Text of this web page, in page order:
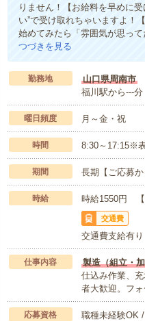
りません！【お給料を早めに
い”で受け取れちゃいますよ！
始めてみたら「雰囲気が思っ
つづきを見る
勤務地
山口県周南市
福川駅から---分
曜日頻度 月～金・祝
時間 8:30～17:15※
期間 長期【ご応募
時給 時給1550円 【
交通費
交通費支給有り
仕事内容
製造（組立・
仕込み作業、
者大歓迎。フ
応募資格
職種未経験OK